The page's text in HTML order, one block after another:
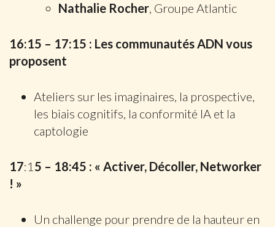
Nathalie Rocher, Groupe Atlantic
16:15 – 17:15 : Les communautés ADN vous
proposent
Ateliers sur les imaginaires, la prospective,
les biais cognitifs, la conformité IA et la
captologie
17:1 5 – 18:45 : « Activer, Décoller, Networker
! »
Un challenge pour prendre de la hauteur en